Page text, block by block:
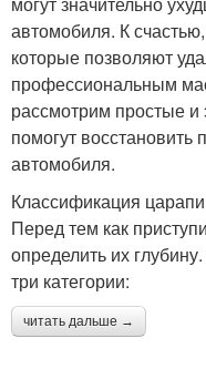
автомобиля. К
которые позволяют
профессиональным
рассмотрим простые
помогут
автомобиля.
Классификация
Перед тем как
определить их
три категории:
читать дальше →